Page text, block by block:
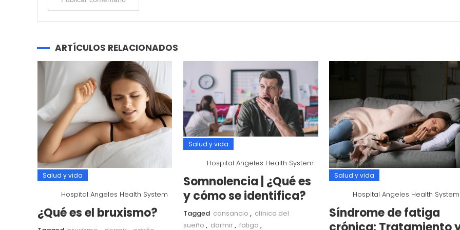
ARTÍCULOS RELACIONADOS
Salud y vida
Hospital Angeles Health System
¿Qué es el bruxismo?
Salud y vida
Hospital Angeles Health System
Somnolencia | ¿Qué es
y cómo se identifica?
Tagged cansancio , clínica del
sueño , dormir, fatiga ,
Salud y vida
Hospital Angeles Health System
Síndrome de fatiga